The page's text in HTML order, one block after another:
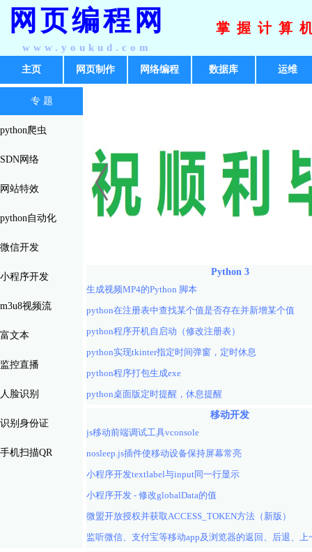
网页编程网
www.youkud.com
掌握计算
主页 网页制作 网络编程 数据库 运维
专 题
python爬虫
SDN网络
网站特效
python自动化
微信开发
小程序开发
m3u8视频流
富文本
监控直播
人脸识别
识别身份证
手机扫描QR
Python 3
生成视频MP4的Python 脚本
python在注册表中查找某个值是否存在并新增某个值
python程序开机自启动（修改注册表）
python实现tkinter指定时间弹窗，定时休息
python程序打包生成exe
python桌面版定时提醒，休息提醒
移动开发
js移动前端调试工具vconsole
nosleep.js插件使移动设备保持屏幕常亮
小程序开发textlabel与input同一行显示
小程序开发 - 修改globalData的值
微盟开放授权并获取ACCESS_TOKEN方法（新版）